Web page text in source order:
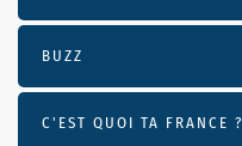
BUZZ
C'EST QUOI TA FRANCE ?